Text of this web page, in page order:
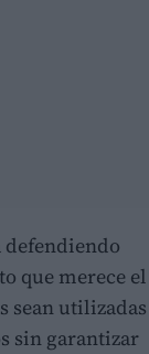
que merece el
sean utilizadas
sin garantizar